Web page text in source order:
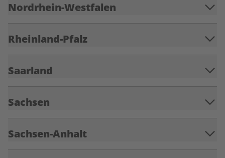
Nordrhein-Westfalen
Rheinland-Pfalz
Saarland
Sachsen
Sachsen-Anhalt